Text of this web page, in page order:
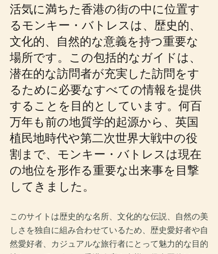
活気に満ちた香港の街の中に位置す
るモンキー・バトレスは、歴史的、
文化的、自然的な意義を持つ重要な
場所です。この包括的なガイドは、
潜在的な訪問者が充実した訪問をす
るために必要なすべての情報を提供
することを目的としています。何百
万年も前の地質学的起源から、英国
植民地時代や第二次世界大戦中の役
割まで、モンキー・バトレスは現在
の地位を形作る重要な出来事を目撃
してきました。
このサイトは歴史的な名所、文化的な伝説、自然の美
しさを独自に組み合わせているため、歴史愛好者や自
然愛好者、カジュアルな旅行者にとって魅力的な目的